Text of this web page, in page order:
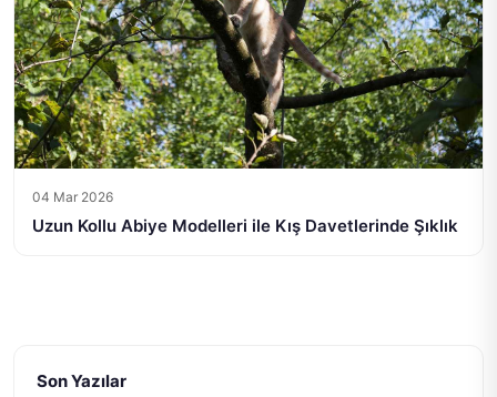
04 Mar 2026
Uzun Kollu Abiye Modelleri ile Kış Davetlerinde Şıklık
Son Yazılar